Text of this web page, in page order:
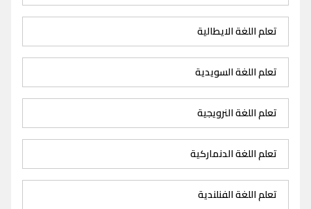
تعلم اللغة الايطالية
تعلم اللغة السويدية
تعلم اللغة النرويجية
تعلم اللغة الدنماركية
تعلم اللغة الفنلندية